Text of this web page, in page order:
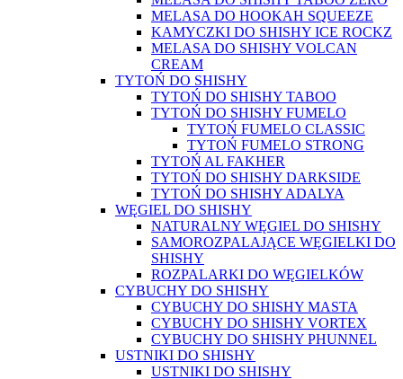
MELASA DO HOOKAH SQUEEZE
KAMYCZKI DO SHISHY ICE ROCKZ
MELASA DO SHISHY VOLCAN
CREAM
TYTOŃ DO SHISHY
TYTOŃ DO SHISHY TABOO
TYTOŃ DO SHISHY FUMELO
TYTOŃ FUMELO CLASSIC
TYTOŃ FUMELO STRONG
TYTOŃ AL FAKHER
TYTOŃ DO SHISHY DARKSIDE
TYTOŃ DO SHISHY ADALYA
WĘGIEL DO SHISHY
NATURALNY WĘGIEL DO SHISHY
SAMOROZPALAJĄCE WĘGIELKI DO
SHISHY
ROZPALARKI DO WĘGIELKÓW
CYBUCHY DO SHISHY
CYBUCHY DO SHISHY MASTA
CYBUCHY DO SHISHY VORTEX
CYBUCHY DO SHISHY PHUNNEL
USTNIKI DO SHISHY
USTNIKI DO SHISHY